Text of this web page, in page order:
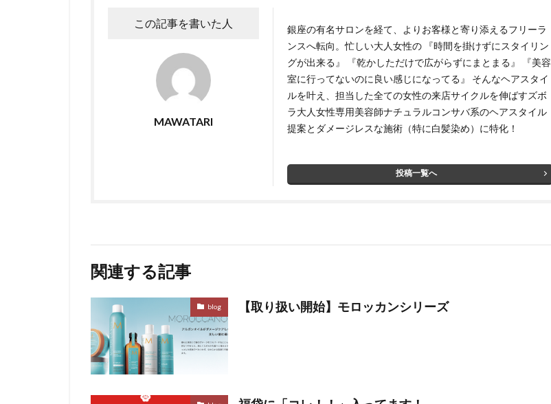
この記事を書いた人
MAWATARI
銀座の有名サロンを経て、よりお客様と寄り添えるフリーラ
ンスへ転向。 ​ 忙しい大人女性の 『時間を掛けずにスタイリン
グが出来る』 『乾かしただけで広がらずにまとまる』 『美容
室に行ってないのに良い感じになってる』 そんなヘアスタイ
ルを叶え、担当した全ての女性の来店サイクルを伸ばすズボ
ラ大人女性専用美容師 ​ ​ナチュラルコンサバ系のヘアスタイル
提案とダメージレスな施術（特に白髪染め）に特化！
投稿一覧へ
関連する記事
blog 【取り扱い開始】モロッカンシリーズ